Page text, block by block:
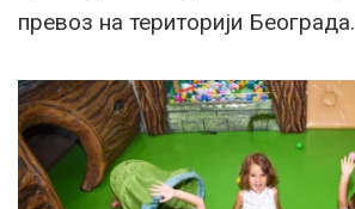
превоз на територији Београда.